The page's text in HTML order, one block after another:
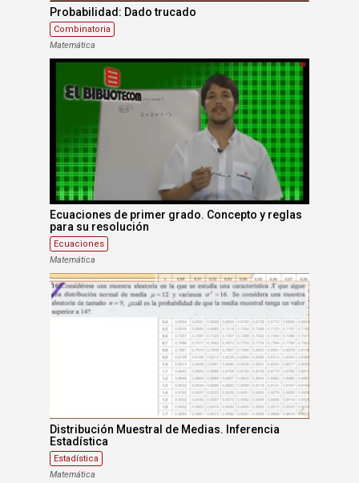
Probabilidad: Dado trucado
Combinatoria
Matemática
Ecuaciones de primer grado. Concepto y reglas
para su resolución
Ecuaciones
Matemática
Distribución Muestral de Medias. Inferencia
Estadística
Estadística
Matemática